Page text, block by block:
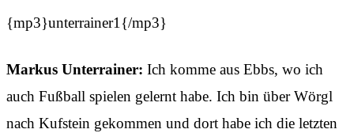
{mp3}unterrainer1{/mp3}
Markus Unterrainer: Ich komme aus Ebbs, wo ich
auch Fußball spielen gelernt habe. Ich bin über Wörgl
nach Kufstein gekommen und dort habe ich die letzten